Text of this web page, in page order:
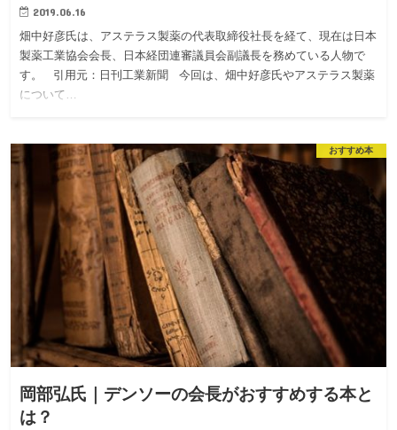
2019.06.16
畑中好彦氏は、アステラス製薬の代表取締役社長を経て、現在は日本
製薬工業協会会長、日本経団連審議員会副議長を務めている人物で
す。 引用元：日刊工業新聞 今回は、畑中好彦氏やアステラス製薬
について…
おすすめ本
岡部弘氏｜デンソーの会長がおすすめする本と
は？